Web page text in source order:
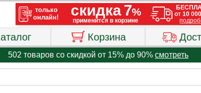
Корзина
502 товаров со скидкой от 15% до 90% смотреть